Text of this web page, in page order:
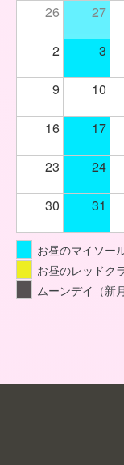
26 27
2 3
9 10
16 17
23 24
30 31
お昼のマイソー
お昼のレッドク
ムーンデイ（新